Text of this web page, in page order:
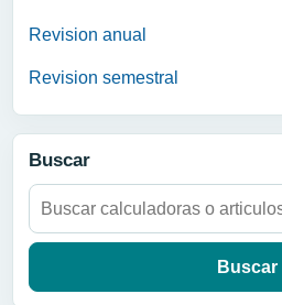
Revision anual
Revision semestral
Buscar
Buscar: